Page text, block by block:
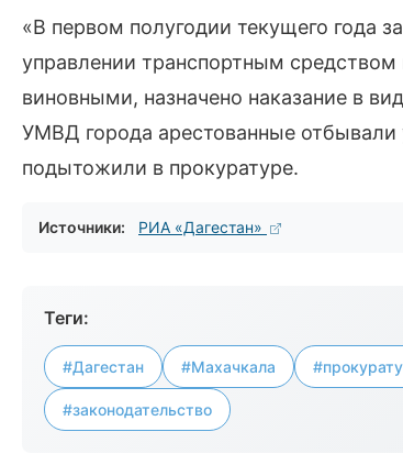
«В первом полугодии текущего года
управлении транспортным
виновными, назначено наказание в
УМВД города арестованные отбывали
подытожили в прокуратуре.
Источники: РИА «Дагестан»
Теги:
#Дагестан #Махачкала
#законодательство